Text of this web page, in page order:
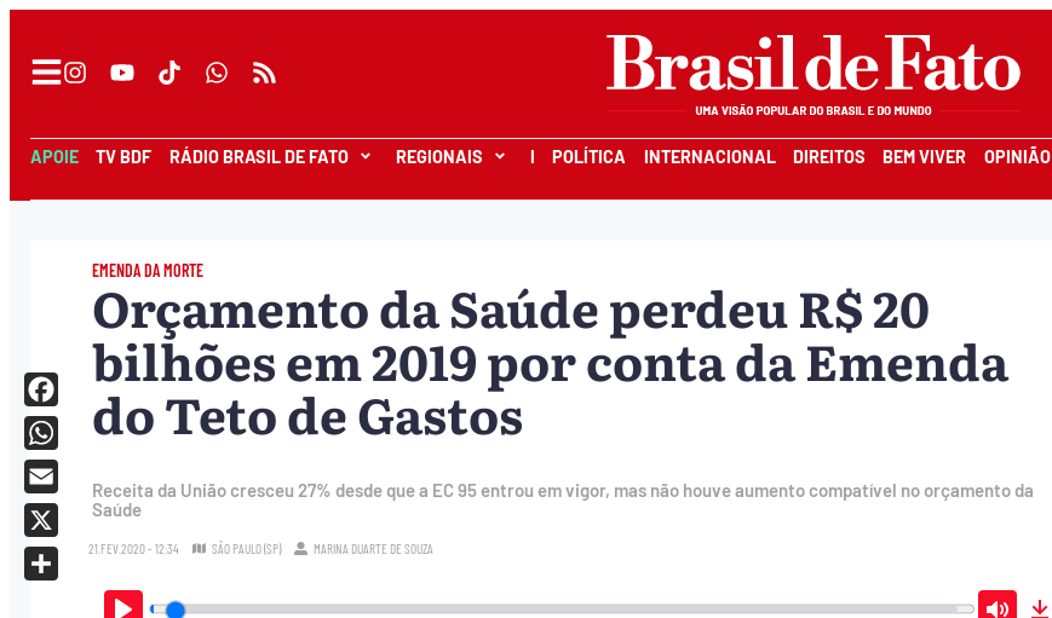
APOIE TV BDF RÁDIO BRASIL DE FATO REGIONAIS I POLÍTICA INTERNACIONAL DIREITOS BEM VIVER OPINIÃO
EMENDA DA MORTE
Orçamento da Saúde perdeu R$ 20
bilhões em 2019 por conta da Emenda
do Teto de Gastos
Receita da União cresceu 27% desde que a EC 95 entrou em vigor, mas não houve aumento compatível no orçamento da
Saúde
21.FEV.2020 - 12:34 SÃO PAULO (SP) MARINA DUARTE DE SOUZA
Facebook
WhatsApp
Email
X